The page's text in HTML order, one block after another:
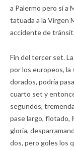
a Palermo pero sí a
tatuada a la Virgen
accidente de
Fin del tercer set.
por los europeos, la
dorados, podría
cuarto set y
segundos,
pase largo, flotado,
gloria,
dos, pero goles los